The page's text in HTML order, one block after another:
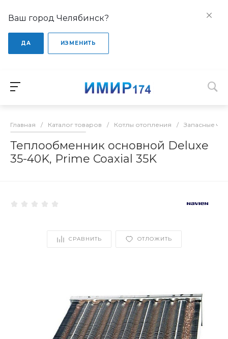
Ваш город Челябинск?
ДА ИЗМЕНИТЬ
Главная / Каталог товаров / Котлы отопления / Запасные
Теплообменник основной Deluxe
35-40K, Prime Coaxial 35K
СРАВНИТЬ ОТЛОЖИТЬ